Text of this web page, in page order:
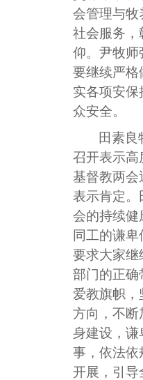
会管理与牧
社会服务，
仰。尹牧师
要继续严格
实各项安
众安全。
田素良
召开表示高
基督教两会
表示肯定。
会的持续健
同工的谦卑
要求大家继
部门的正确
爱教旗帜
方向，不断
身建设，谦
事，依法依
开展，引导